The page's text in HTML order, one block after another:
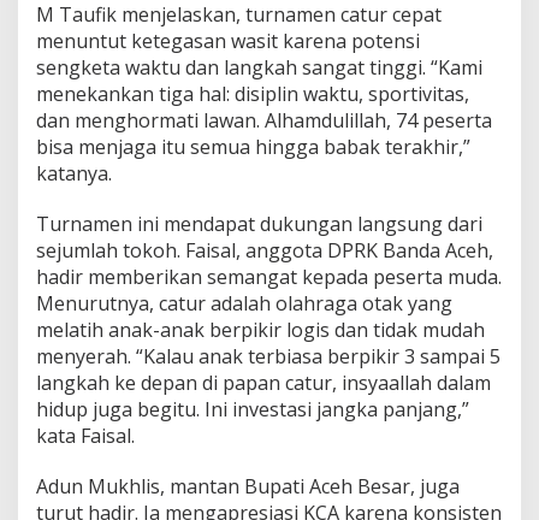
M Taufik menjelaskan, turnamen catur cepat
menuntut ketegasan wasit karena potensi
sengketa waktu dan langkah sangat tinggi. “Kami
menekankan tiga hal: disiplin waktu, sportivitas,
dan menghormati lawan. Alhamdulillah, 74 peserta
bisa menjaga itu semua hingga babak terakhir,”
katanya.
Turnamen ini mendapat dukungan langsung dari
sejumlah tokoh. Faisal, anggota DPRK Banda Aceh,
hadir memberikan semangat kepada peserta muda.
Menurutnya, catur adalah olahraga otak yang
melatih anak-anak berpikir logis dan tidak mudah
menyerah. “Kalau anak terbiasa berpikir 3 sampai 5
langkah ke depan di papan catur, insyaallah dalam
hidup juga begitu. Ini investasi jangka panjang,”
kata Faisal.
Adun Mukhlis, mantan Bupati Aceh Besar, juga
turut hadir. Ia mengapresiasi KCA karena konsisten